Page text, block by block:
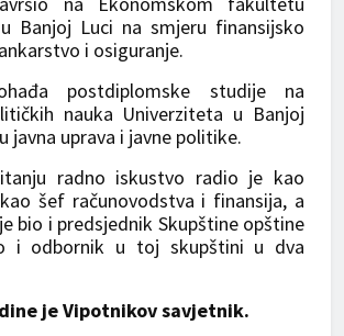
Banjoj Luci na smjeru finansijsko
i osiguranje.
postdiplomske studije na
nauka Univerziteta u Banjoj
javna uprava i javne politike.
radno iskustvo radio je kao
šef računovodstva i finansija, a
bio i predsjednik Skupštine opštine
i odbornik u toj skupštini u dva
je Vipotnikov savjetnik.